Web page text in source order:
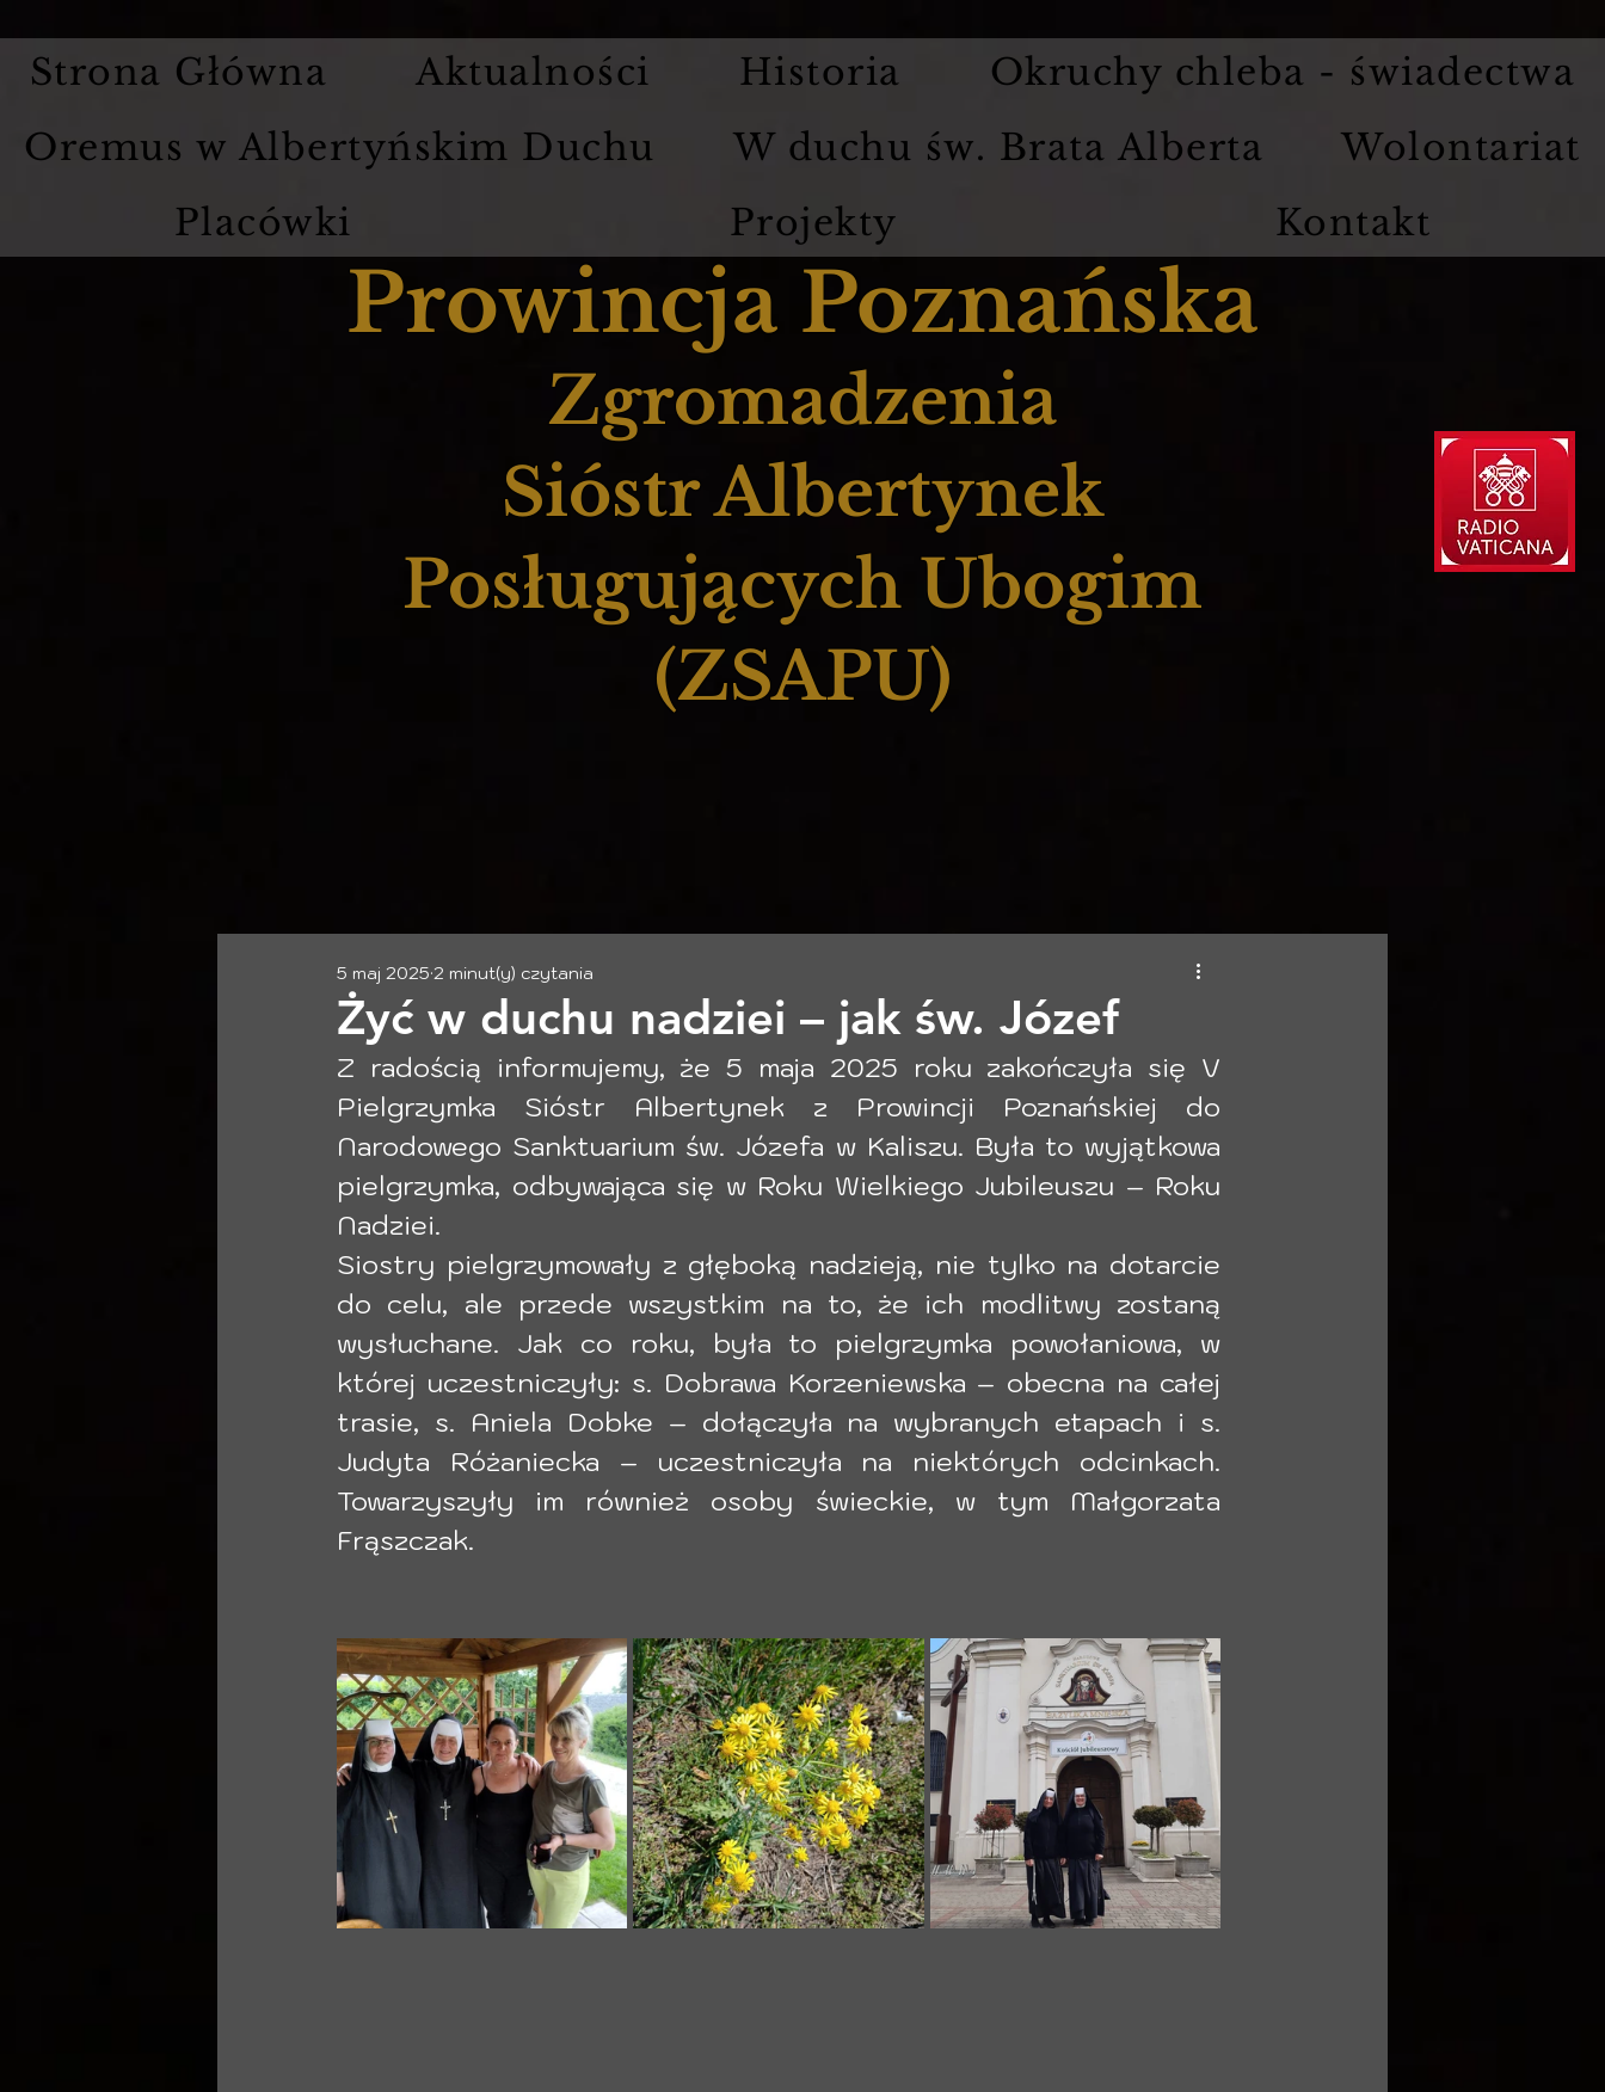
Strona Główna Aktualności Historia
Okruchy chleba - świadectwa
Oremus w Albertyńskim Duchu
W duchu św. Brata Alberta
Wolontariat
Placówki
Projekty Kontakt
Prowincja Poznańska
Zgromadzenia
Sióstr Albertynek
Posługujących Ubogim
(ZSAPU)
Żyć w duchu nadziei – jak św. Józef
5 maj 2025 2 minut(y) czytania
Z radością informujemy, że 5 maja 2025 roku zakończyła się V
Pielgrzymka Sióstr Albertynek z Prowincji Poznańskiej do
Narodowego Sanktuarium św. Józefa w Kaliszu. Była to wyjątkowa
pielgrzymka, odbywająca się w Roku Wielkiego Jubileuszu – Roku
Nadziei.
Siostry pielgrzymowały z głęboką nadzieją, nie tylko na dotarcie
do celu, ale przede wszystkim na to, że ich modlitwy zostaną
wysłuchane. Jak co roku, była to pielgrzymka powołaniowa, w
której uczestniczyły: s. Dobrawa Korzeniewska – obecna na całej
trasie, s. Aniela Dobke – dołączyła na wybranych etapach i s.
Judyta Różaniecka – uczestniczyła na niektórych odcinkach.
Towarzyszyły im również osoby świeckie, w tym Małgorzata
Frąszczak.